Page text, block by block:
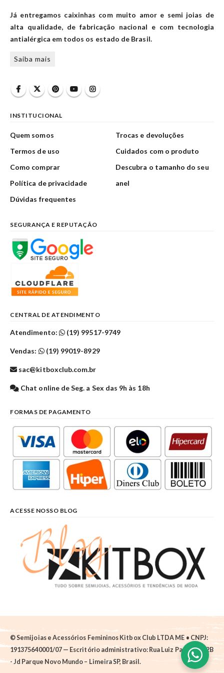
Já entregamos caixinhas com muito amor e semi joias de
alta qualidade, de fabricação nacional e com tecnologia
antialérgica em todos os estado de Brasil.
Saiba mais
INSTITUCIONAL
Quem somos
Termos de uso
Como comprar
Política de privacidade
Dúvidas frequentes
Trocas e devoluções
Cuidados com o produto
Descubra o tamanho do seu
anel
SEGURANÇA E REPUTAÇÃO
CENTRAL DE ATENDIMENTO
Atendimento: (19) 99517-9749
Vendas: (19) 99019-8929
sac@kitboxclub.com.br
Chat online de Seg. a Sex das 9h às 18h
FORMAS DE PAGAMENTO
ACESSE NOSSO BLOG
© Semijoias e Acessórios Femininos Kitbox Club LTDA ME • CNPJ:
191375640001/07 — Escritório administrativo: Rua Luiz Pantano, 62B
- Jd Parque Novo Mundo – Limeira SP, Brasil.